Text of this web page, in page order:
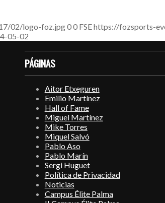
02/logo-foz.jpg00 FSEhttps://fozsports-
05-02
PÁGINAS
Aitor Etxeguren
Emilio Martínez
Hall of Fame
Miguel Martínez
Mike Torres
Miquel Salvó
Pablo Aso
Pablo Marín
Sergi Huguet
Política de Privacidad
Noticias
Campus Élite Palma